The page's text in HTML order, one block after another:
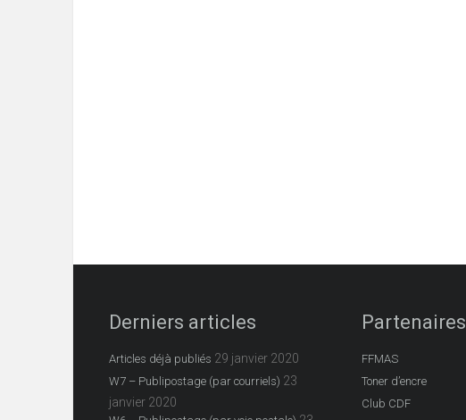
Derniers articles
Articles déjà publiés 29 janvier 2020
W7 – Publipostage (par courriels) 23
janvier 2020
Partenaires
FFMAS
Toner d’encre
Club CDF